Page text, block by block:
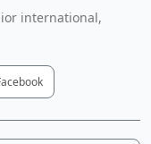
international,